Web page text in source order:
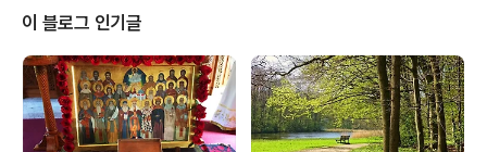
사랑한 것처럼 너희도 서로 사랑하여라. 이것이 나의 계명
이다." 주님은 당신께서 우리를 사랑하셨듯이, 우리가 서로
사랑하는 것이 주님이 주신 계명임을 강조하십니다. 포도
나무의 비유에서도 주님은 당신의 계명을 지키라고 말씀하
셨습니다. "너희도 내 계명을 지키면 내 사랑 안에 머물러
있게 될 것이다." (요한..
이 블로그 인기글